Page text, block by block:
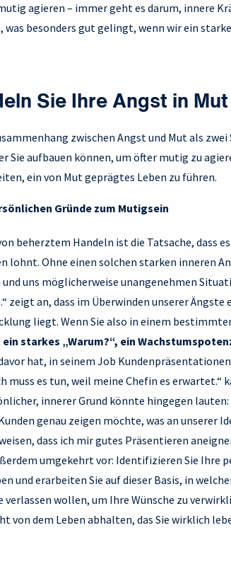
agieren – immer geht es darum, innere
was besonders gut gelingt, wenn wir ein
Sie Ihre Angst in Mut
zwischen Angst und Mut als
Sie aufbauen können, um öfter mutig zu
ein von Mut geprägtes Leben zu führen.
Gründe zum Mutigsein
beherztem Handeln ist die Tatsache, dass
lohnt. Ohne einen solchen starken inneren
uns möglicherweise unangenehmen
zeigt an, dass im Überwinden unserer
liegt. Wenn Sie also in einem
starkes „Warum?“, ein
hat, in seinem Job
muss es tun, weil meine Chefin es erwartet.“
innerer Grund könnte hingegen
genau zeigen möchte, was an unserer
dass ich mir gutes Präsentieren
umgekehrt vor: Identifizieren Sie
und erarbeiten Sie auf dieser Basis, in
wollen, um Ihre Wünsche zu
von dem Leben abhalten, das Sie wirklich